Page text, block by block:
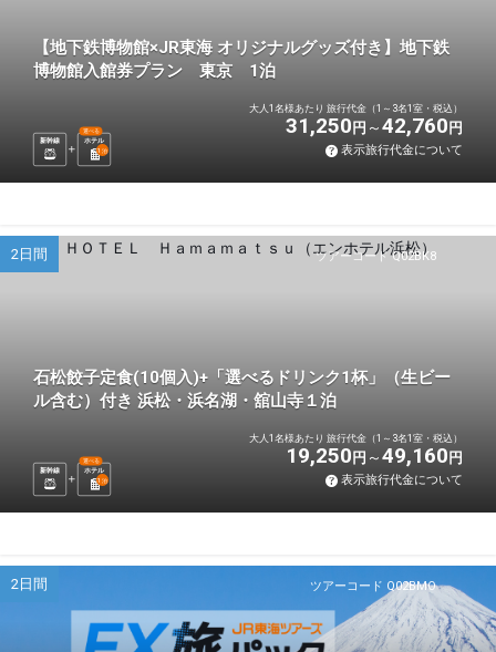
【地下鉄博物館×JR東海 オリジナルグッズ付き】地下鉄
博物館入館券プラン 東京 1泊
新幹線 ホテル
選べる
1 泊
大人1名様あたり 旅行代金（1～3名1室・税込）
31,250 円 42,760 円
表示旅行代金について
ツアーコード Q02BK8
2日間
石松餃子定食(10個入)+「選べるドリンク1杯」（生ビー
ル含む）付き 浜松・浜名湖・舘山寺１泊
新幹線 ホテル
選べる
1 泊
大人1名様あたり 旅行代金（1～3名1室・税込）
19,250 円 49,160 円
表示旅行代金について
ツアーコード Q02BMO
2日間